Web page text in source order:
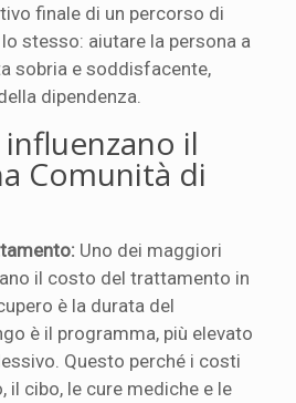
finale di un percorso di
stesso: aiutare la persona a
sobria e soddisfacente,
dipendenza.
il
Comunità di
Uno dei maggiori
il costo del trattamento in
è la durata del
è il programma, più elevato
Questo perché i costi
il cibo, le cure mediche e le